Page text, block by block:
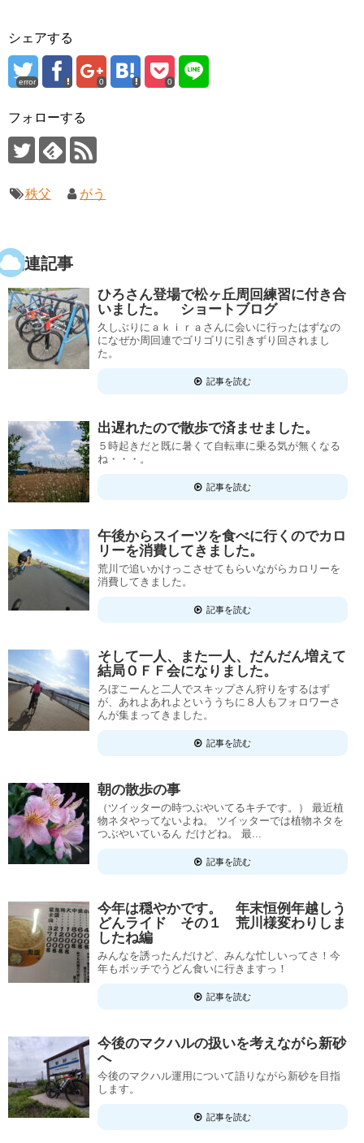
シェアする
error 0 0
フォローする
秩父 がう
関連記事
ひろさん登場で松ヶ丘周回練習に付き合
いました。 ショートブログ
久しぶりにａｋｉｒａさんに会いに行ったはずなの
になぜか周回連でゴリゴリに引きずり回されまし
た。
記事を読む
出遅れたので散歩で済ませました。
５時起きだと既に暑くて自転車に乗る気が無くなる
ね・・・。
記事を読む
午後からスイーツを食べに行くのでカロ
リーを消費してきました。
荒川で追いかけっこさせてもらいながらカロリーを
消費してきました。
記事を読む
そして一人、また一人、だんだん増えて
結局ＯＦＦ会になりました。
ろぼこーんと二人でスキップさん狩りをするはず
が、あれよあれよといううちに８人もフォロワーさ
んが集まってきました。
記事を読む
朝の散歩の事
（ツイッターの時つぶやいてるキチです。） 最近植
物ネタやってないよね。 ツイッターでは植物ネタを
つぶやいているん だけどね。 最...
記事を読む
今年は穏やかです。 年末恒例年越しう
どんライド その１ 荒川様変わりしま
したね編
みんなを誘ったんだけど、みんな忙しいってさ！今
年もボッチでうどん食いに行きますっ！
記事を読む
今後のマクハルの扱いを考えながら新砂
へ
今後のマクハル運用について語りながら新砂を目指
します。
記事を読む